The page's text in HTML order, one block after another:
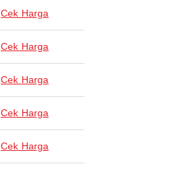
Cek Harga
Cek Harga
Cek Harga
Cek Harga
Cek Harga